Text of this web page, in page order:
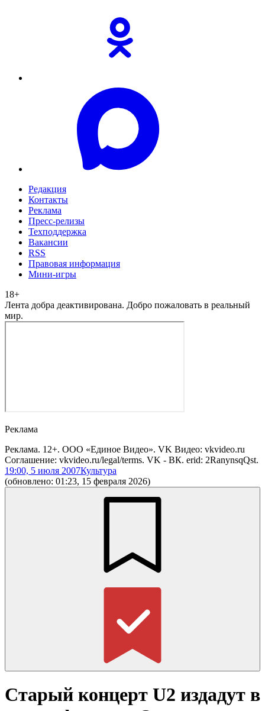
Редакция
Контакты
Реклама
Пресс-релизы
Техподдержка
Вакансии
RSS
Правовая информация
Мини-игры
18+
Лента добра деактивирована. Добро пожаловать в реальный
мир.
Реклама
Реклама. 12+. ООО «Единое Видео». VK Видео: vkvideo.ru
Соглашение: vkvideo.ru/legal/terms. VK - ВК. erid: 2RanynsqQst.
19:00, 5 июля 2007Культура
(обновлено: 01:23, 15 февраля 2026)
Старый концерт U2 издадут в